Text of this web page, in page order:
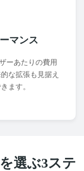
マンス
ーあたりの費用
な拡張も見据え
ます。
選ぶ3ステ